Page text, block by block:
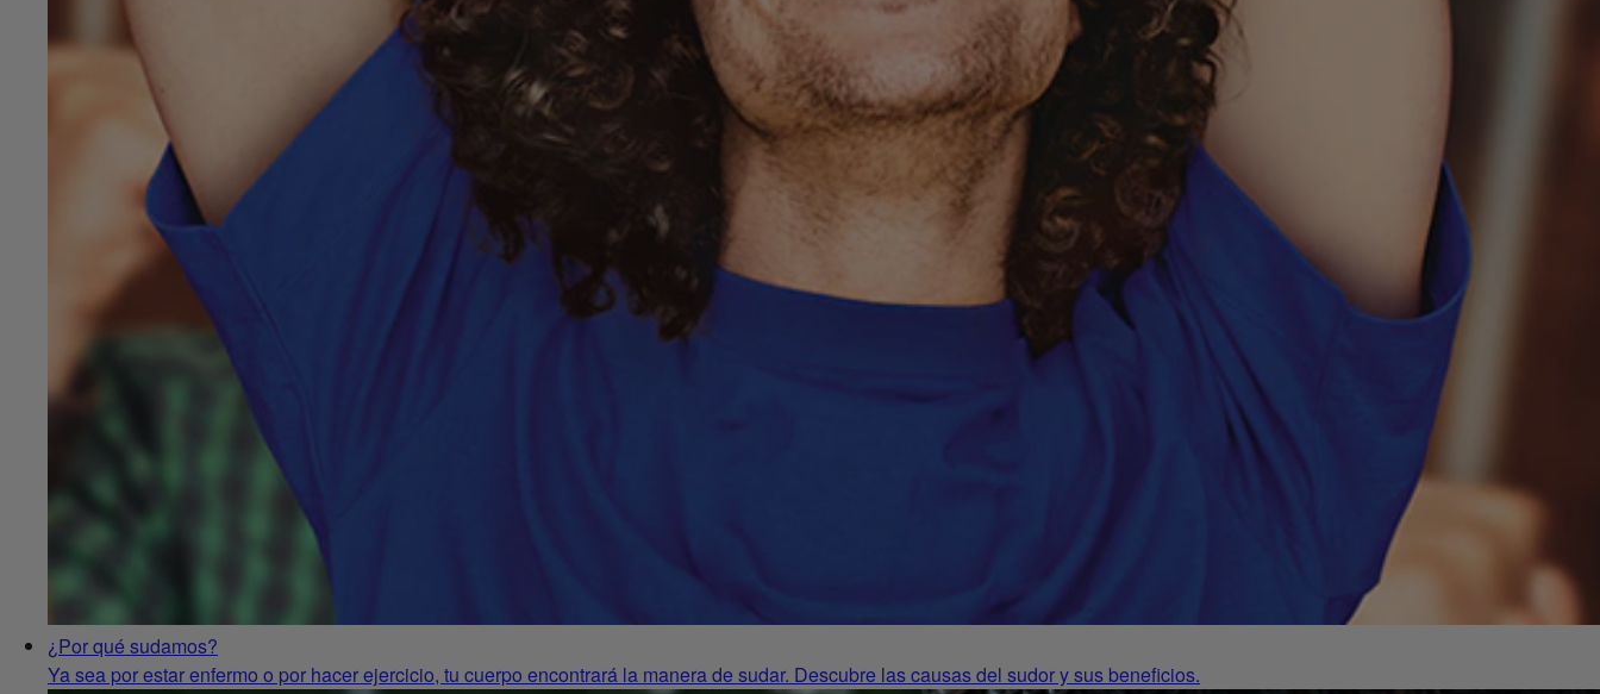
¿Por qué sudamos?
Ya sea por estar enfermo o por hacer ejercicio, tu cuerpo encontrará la manera de sudar. Descubre las causas del sudor y sus beneficios.